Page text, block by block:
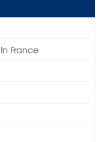
France